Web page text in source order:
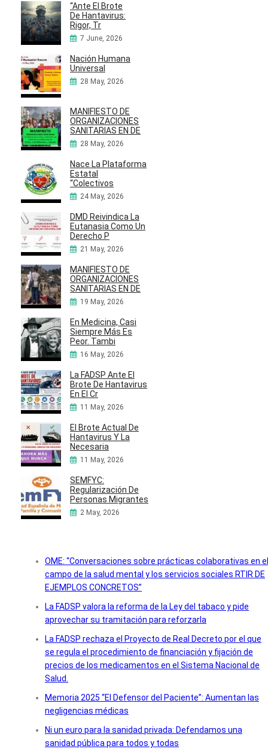
“Ante El Brote
De Hantavirus:
Rigor, Tr
7 June, 2026
Nación Humana
Universal
28 May, 2026
MANIFIESTO DE
ORGANIZACIONES
SANITARIAS EN DE
28 May, 2026
Nace La Plataforma
Estatal
“Colectivos
24 May, 2026
DMD Reivindica La
Eutanasia Como Un
Derecho P
21 May, 2026
MANIFIESTO DE
ORGANIZACIONES
SANITARIAS EN DE
19 May, 2026
En Medicina, Casi
Siempre Más Es
Peor. Tambi
16 May, 2026
La FADSP Ante El
Brote De Hantavirus
En El Cr
11 May, 2026
El Brote Actual De
Hantavirus Y La
Necesaria
11 May, 2026
SEMFYC:
Regularización De
Personas Migrantes
2 May, 2026
OME: “Conversaciones sobre prácticas colaborativas en el
campo de la salud mental y los servicios sociales RTIR DE
EJEMPLOS CONCRETOS”
La FADSP valora la reforma de la Ley del tabaco y pide
aprovechar su tramitación para reforzarla
La FADSP rechaza el Proyecto de Real Decreto por el que
se regula el procedimiento de financiación y fijación de
precios de los medicamentos en el Sistema Nacional de
Salud.
Memoria 2025 “El Defensor del Paciente”: Aumentan las
negligencias médicas
Ni un euro para la sanidad privada: Defendamos una
sanidad pública para todos y todas